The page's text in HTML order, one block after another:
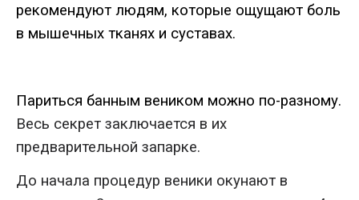
рекомендуют людям, которые ощущают боль
в мышечных тканях и суставах.
Париться банным веником можно по-разному.
Весь секрет заключается в их
предварительной запарке.
До начала процедур веники окунают в